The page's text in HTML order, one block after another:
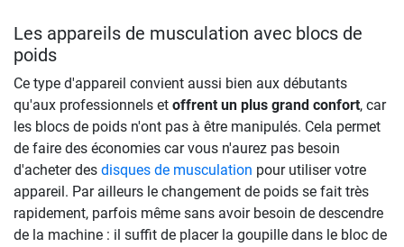
Les appareils de musculation avec blocs de
poids
Ce type d'appareil convient aussi bien aux débutants
qu'aux professionnels et offrent un plus grand confort, car
les blocs de poids n'ont pas à être manipulés. Cela permet
de faire des économies car vous n'aurez pas besoin
d'acheter des disques de musculation pour utiliser votre
appareil. Par ailleurs le changement de poids se fait très
rapidement, parfois même sans avoir besoin de descendre
de la machine : il suffit de placer la goupille dans le bloc de